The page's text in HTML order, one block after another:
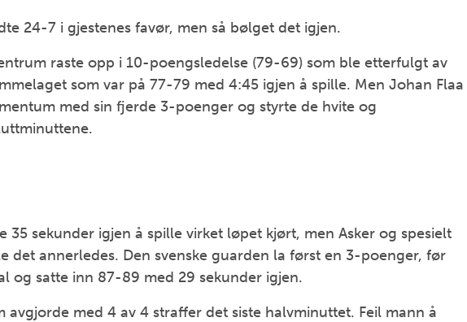
24-7 i gjestenes favør, men så bølget det igjen.
raste opp i 10-poengsledelse (79-69) som ble etterfulgt av
som var på 77-79 med 4:45 igjen å spille. Men Johan Flaa
med sin fjerde 3-poenger og styrte de hvite og
35 sekunder igjen å spille virket løpet kjørt, men Asker og spesielt
det annerledes. Den svenske guarden la først en 3-poenger, før
og satte inn 87-89 med 29 sekunder igjen.
avgjorde med 4 av 4 straffer det siste halvminuttet. Feil mann å